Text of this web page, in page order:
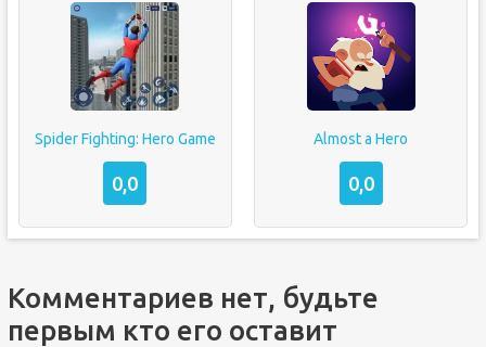
Spider Fighting: Hero Game
0,0
Almost a Hero
0,0
Комментариев нет, будьте
первым кто его оставит